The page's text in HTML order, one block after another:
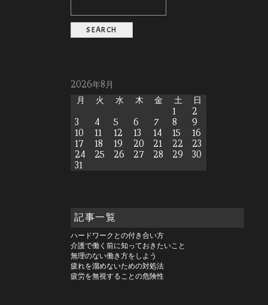
2026年8月
月
火 水 木 金 土
日
1
2
3
4 5 6 7 8
9
10
11 12 13 14 15
16
17
18 19 20 21 22
23
24
25 26 27 28 29
30
31
記事一覧
ハードワークとの付き合い方
介護で働く前に知っておきたいこと
無理のない働き方をしよう
疲れを溜めないための対処法
疲労を無視することの危険性